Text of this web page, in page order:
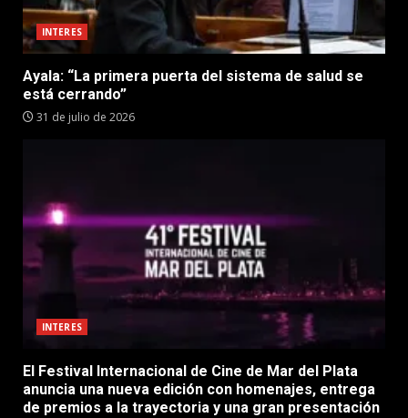
INTERES
Ayala: “La primera puerta del sistema de salud se
está cerrando”
31 de julio de 2026
INTERES
El Festival Internacional de Cine de Mar del Plata
anuncia una nueva edición con homenajes, entrega
de premios a la trayectoria y una gran presentación